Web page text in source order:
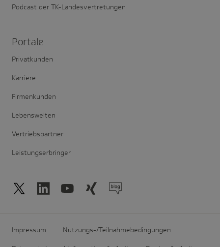
Podcast der TK-Landesvertretungen
Portale
Privatkunden
Karriere
Firmenkunden
Lebenswelten
Vertriebspartner
Leistungserbringer
Impressum Nutzungs-/Teilnahmebedingungen